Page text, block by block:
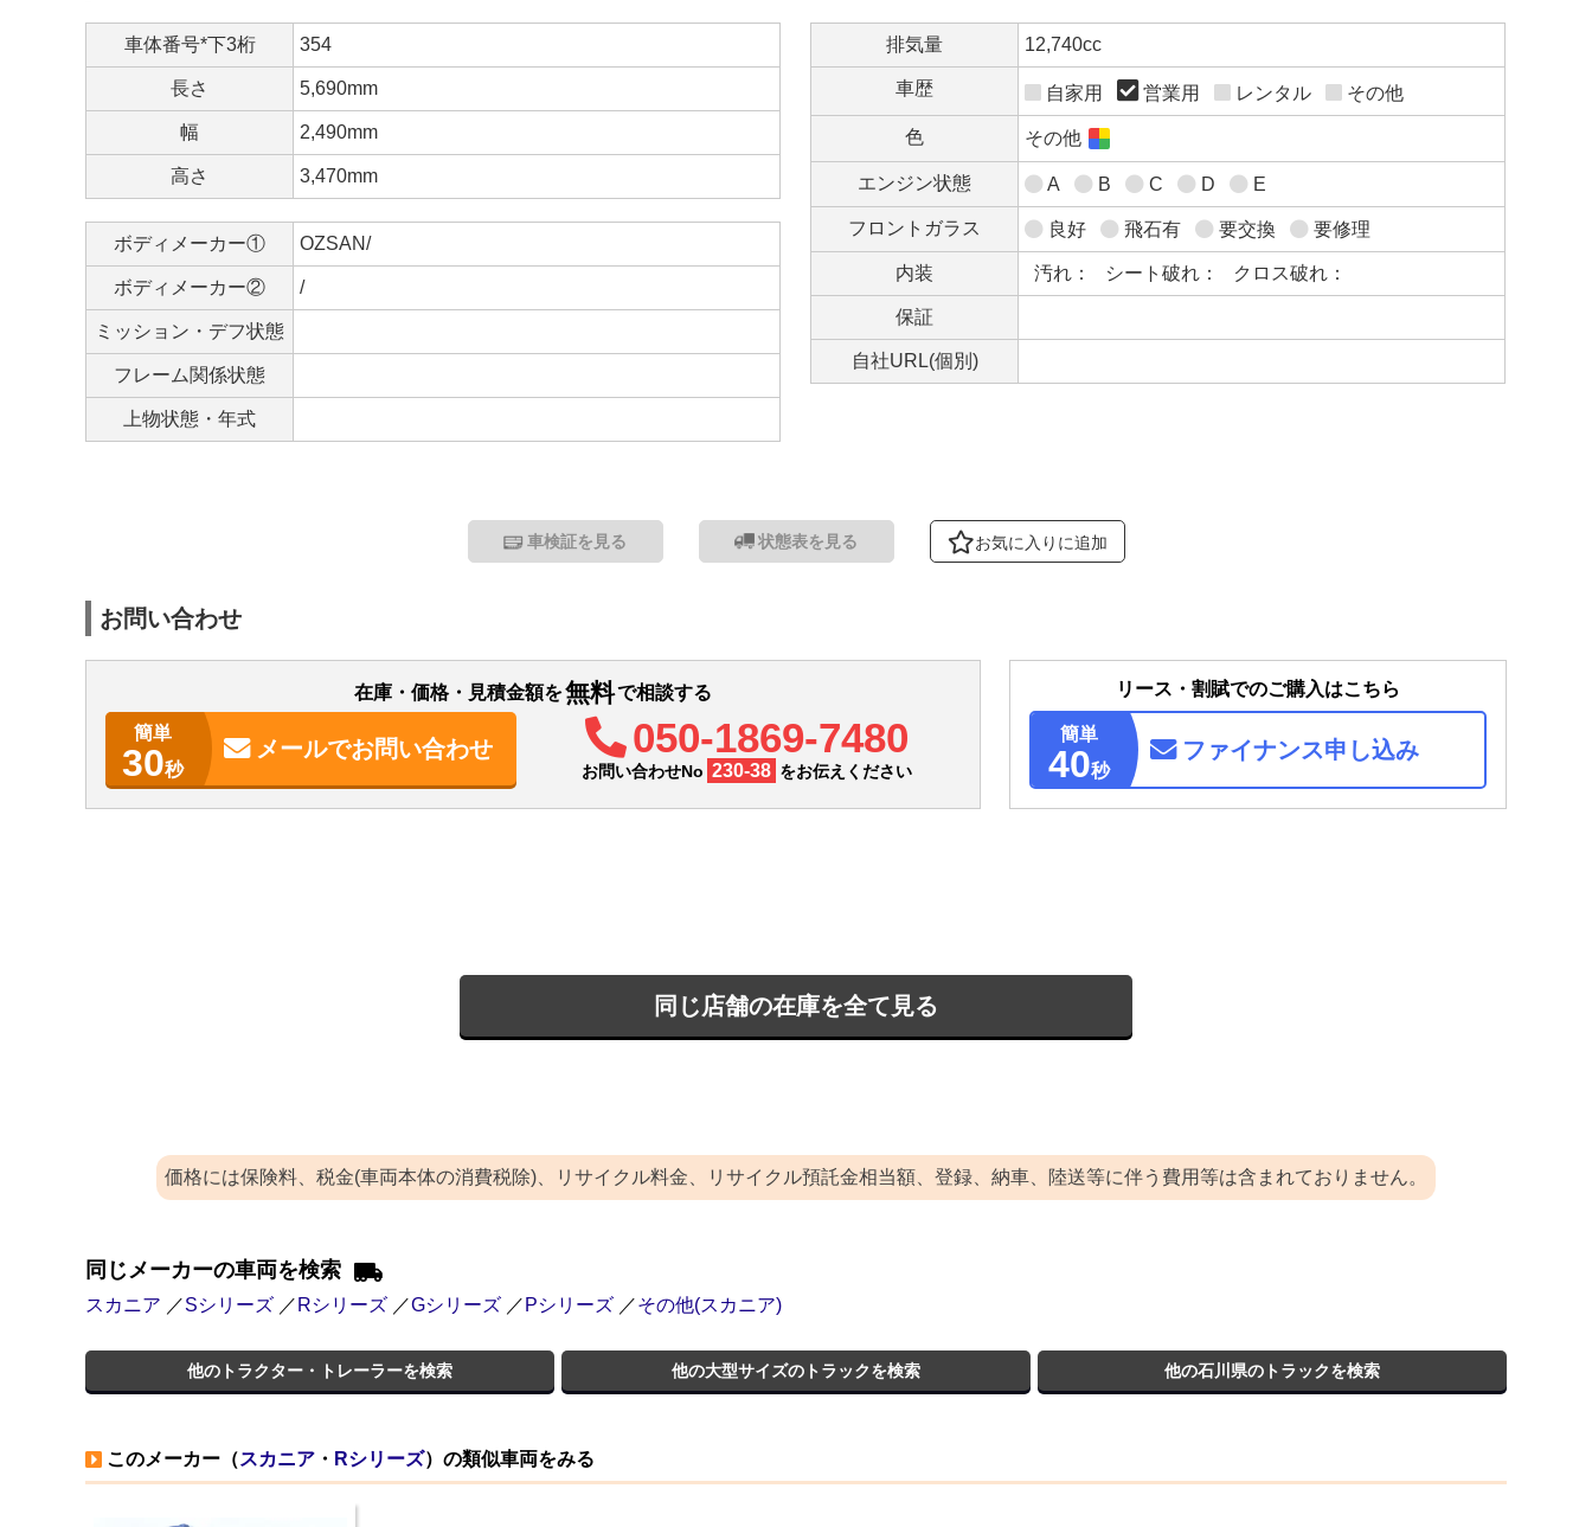
車体番号*下3桁 354
長さ 5,690mm
幅 2,490mm
高さ 3,470mm
ボディメーカー① OZSAN/
ボディメーカー② /
ミッション・デフ状態
フレーム関係状態
上物状態・年式
排気量 12,740cc
車歴 自家用 営業用 レンタル その他
色 その他
エンジン状態 A B C D E
フロントガラス 良好 飛石有 要交換 要修理
内装 汚れ： シート破れ： クロス破れ：
保証
自社URL(個別)
車検証を見る 状態表を見る お気に入り に追加
お問い合わせ
在庫・価格・見積金額を無料で相談する
簡単
30秒
メールでお問い合わせ 050-1869-7480
お問い合わせNo 230-38 をお伝えください
リース・割賦でのご購入はこちら
簡単
40秒
ファイナンス申し込み
同じ店舗の在庫を全て見る
価格には保険料、税金(車両本体の消費税除)、リサイクル料金、リサイクル預託金相当額、登録、納車、陸送等に伴う費用等は含まれておりません。
同じメーカーの車両を検索
スカニア ／Sシリーズ ／ Rシリーズ ／Gシリーズ ／ Pシリーズ ／その他(スカニア)
他のトラクター・トレーラーを検索 他の大型サイズのトラックを検索 他の石川県のトラックを検索
このメーカー（スカニア ・ Rシリーズ）の類似車両をみる